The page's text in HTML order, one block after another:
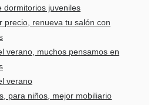
dormitorios juveniles
precio, renueva tu salón con
verano, muchos pensamos en
verano
para niños, mejor mobiliario